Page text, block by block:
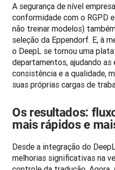
A segurança de nível
conformidade com o RGPD
não treinar modelos)
seleção da Eppendorf. E, à
o DeepL se tornou uma
departamentos, ajudando as
consistência e a qualidade,
suas próprias cargas de
Os resultados:
mais rápidos e
Desde a integração do
melhorias significativas na